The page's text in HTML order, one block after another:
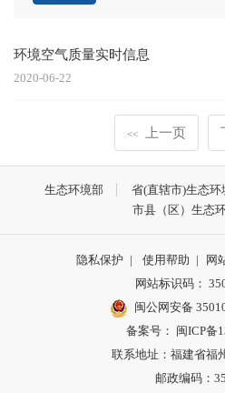
环境空气质量实时信息
2020-06-22
<< 上一页
生态环境部 省(直辖市)生态环
市县（区）生态
隐私保护 | 使用帮助 | 网
网站标识码：
闽公网安备
备案号： 闽ICP备
联系地址：福建省福
邮政编码：